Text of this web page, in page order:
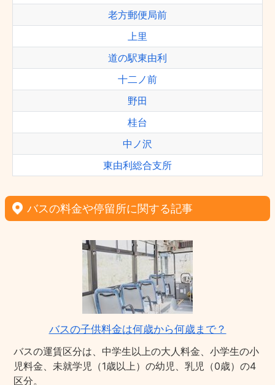
老方郵便局前
上里
道の駅東由利
十二ノ前
野田
桂台
中ノ沢
東由利総合支所
バスの料金や停留所に関する記事
バスの子供料金は何歳から何歳まで？
バスの運賃区分は、中学生以上の大人料金、小学生の小
児料金、未就学児（1歳以上）の幼児、乳児（0歳）の4
区分。